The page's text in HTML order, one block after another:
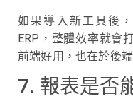
如果導入新工具後
ERP，整體效率就會
前端好用，也在於後
7. 報表是否